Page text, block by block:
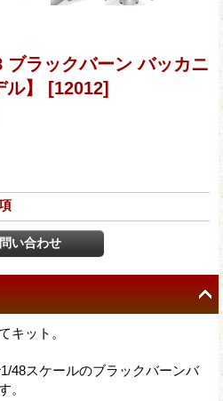
ブラックバーン バッカニ
】
[12012]
キット。
48スケールのブラックバーンバ
。